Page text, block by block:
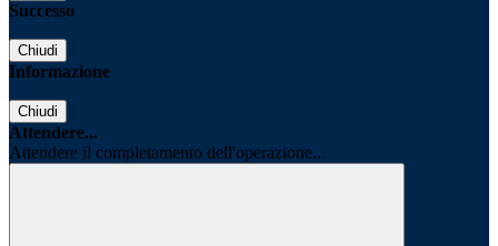
Successo
Chiudi
Informazione
Chiudi
Attendere...
Attendere il completamento dell'operazione...